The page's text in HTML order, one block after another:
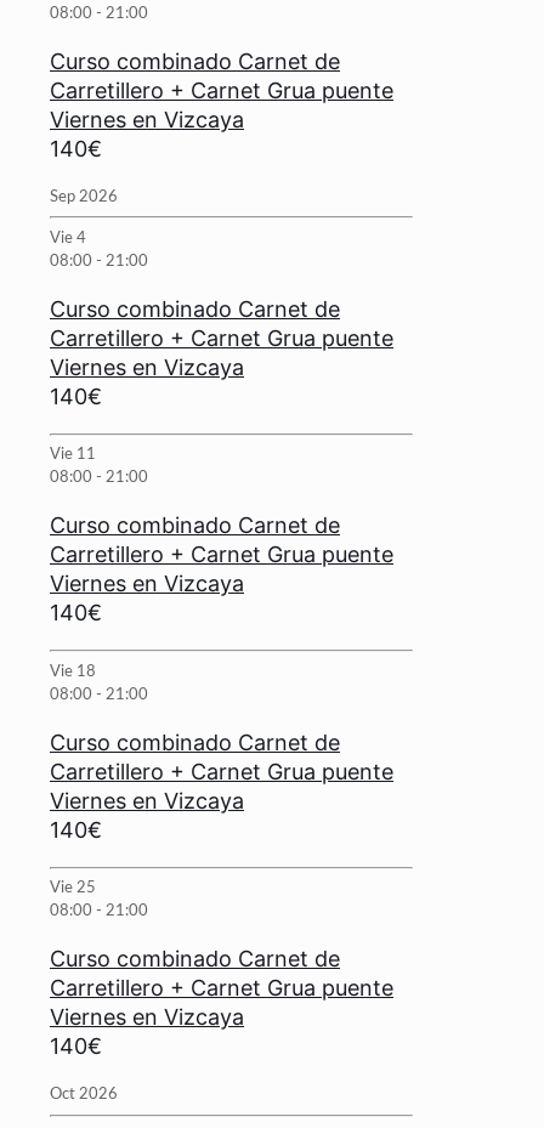
08:00 - 21:00
Curso combinado Carnet de
Carretillero + Carnet Grua puente
Viernes en Vizcaya
140€
Sep 2026
Vie 4
08:00 - 21:00
Curso combinado Carnet de
Carretillero + Carnet Grua puente
Viernes en Vizcaya
140€
Vie 11
08:00 - 21:00
Curso combinado Carnet de
Carretillero + Carnet Grua puente
Viernes en Vizcaya
140€
Vie 18
08:00 - 21:00
Curso combinado Carnet de
Carretillero + Carnet Grua puente
Viernes en Vizcaya
140€
Vie 25
08:00 - 21:00
Curso combinado Carnet de
Carretillero + Carnet Grua puente
Viernes en Vizcaya
140€
Oct 2026